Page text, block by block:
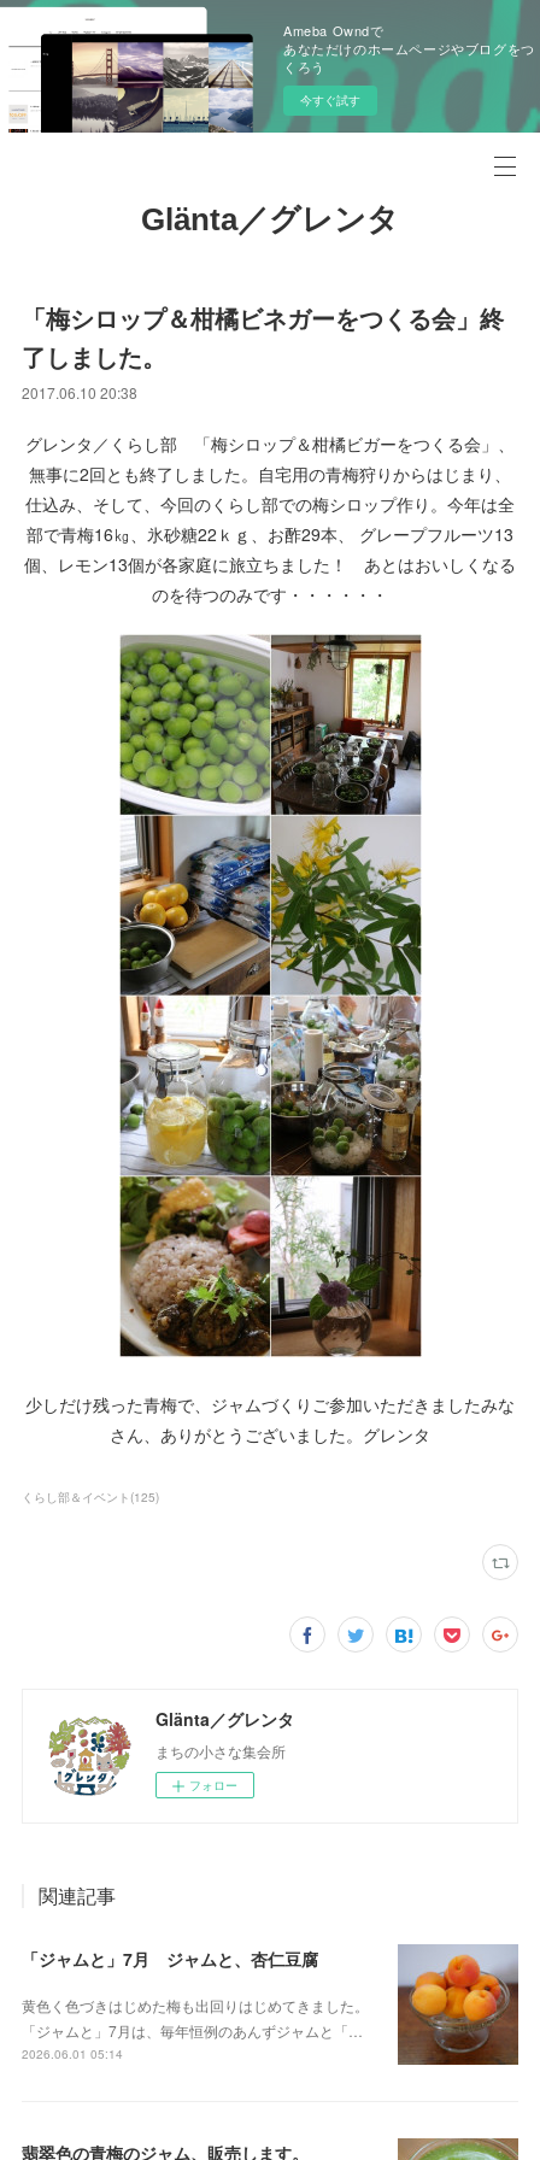
Ameba Owndで
あなただけのホームページやブログをつ
くろう
今すぐ試す
Glänta／グレンタ
「梅シロップ＆柑橘ビネガーをつくる会」終
了しました。
2017.06.10 20:38
グレンタ／くらし部 「梅シロップ＆柑橘ビガーをつくる会」、
無事に2回とも終了しました。自宅用の青梅狩りからはじまり、
仕込み、そして、今回のくらし部での梅シロップ作り。今年は全
部で青梅16㎏、氷砂糖22ｋｇ、お酢29本、 グレープフルーツ13
個、レモン13個が各家庭に旅立ちました！ あとはおいしくなる
のを待つのみです・・・・・・
少しだけ残った青梅で、ジャムづくりご参加いただきましたみな
さん、ありがとうございました。グレンタ
くらし部＆イベント (125)
Glänta／グレンタ
まちの小さな集会所
フォロー
関連記事
「ジャムと」7月 ジャムと、杏仁豆腐
黄色く色づきはじめた梅も出回りはじめてきました。
「ジャムと」7月は、毎年恒例のあんずジャムと「…
2026.06.01 05:14
翡翠色の青梅のジャム、販売します。